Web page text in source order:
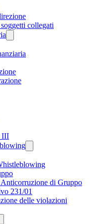
collegati
III
di Gruppo
231/01
delle violazioni